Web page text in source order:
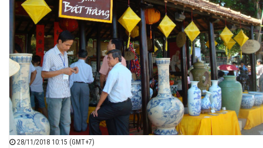
28/11/2018 10:15 (GMT+7)